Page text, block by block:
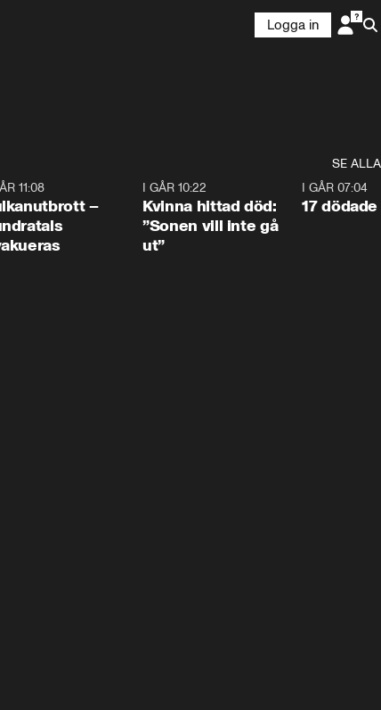
Logga in
SE ALLA
11:08
–
I GÅR 10:22
Kvinna hittad död:
”Sonen vill inte gå
ut”
I GÅR 07:04
17